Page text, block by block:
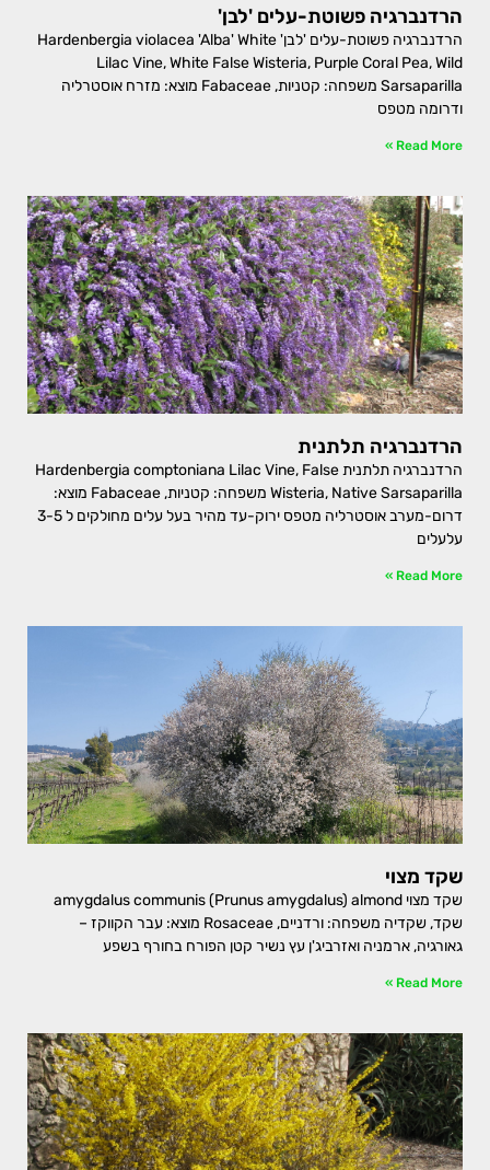
הרדנברגיה פשוטת-עלים 'לבן'
הרדנברגיה פשוטת-עלים 'לבן' Hardenbergia violacea 'Alba' White
Lilac Vine, White False Wisteria, Purple Coral Pea, Wild
Sarsaparilla משפחה: קטניות, Fabaceae מוצא: מזרח אוסטרליה
ודרומה מטפס
Read More »
הרדנברגיה תלתנית
הרדנברגיה תלתנית Hardenbergia comptoniana Lilac Vine, False
Wisteria, Native Sarsaparilla משפחה: קטניות, Fabaceae מוצא:
דרום-מערב אוסטרליה מטפס ירוק-עד מהיר בעל עלים מחולקים ל 3-5
עלעלים
Read More »
שקד מצוי
שקד, שקדיה משפחה: ורדניים, Rosaceae מוצא: עבר הקווקז –
גאורגיה, ארמניה ואזרביג'ן עץ נשיר קטן הפורח בחורף בשפע
Read More »